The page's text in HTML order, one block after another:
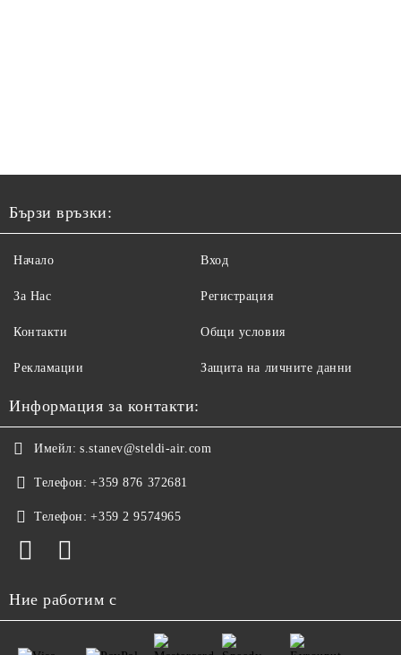
Бързи връзки:
Начало
За Нас
Контакти
Рекламации
Вход
Регистрация
Общи условия
Защита на личните данни
Информация за контакти:
Имейл: s.stanev@steldi-air.com
Телефон: +359 876 372681
Телефон: +359 2 9574965
Ние работим с